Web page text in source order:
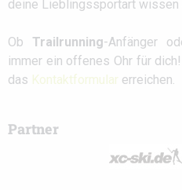
deine Lieblingssportart
Ob Trailrunning-Anfänger
immer ein offenes Ohr für
das Kontaktformular erreichen.
Partner